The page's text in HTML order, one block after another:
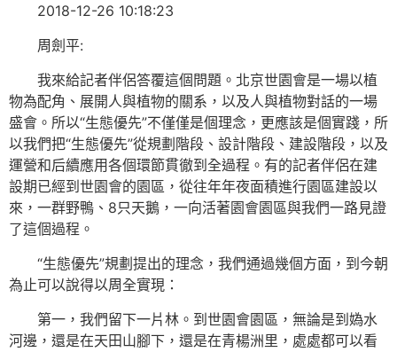
2018-12-26 10:18:23
周劍平:
我來給記者伴侶答覆這個問題。北京世園會是一場以植
物為配角、展開人與植物的關系，以及人與植物對話的一場
盛會。所以“生態優先”不僅僅是個理念，更應該是個實踐，所
以我們把“生態優先”從規劃階段、設計階段、建設階段，以及
運營和后續應用各個環節貫徹到全過程。有的記者伴侶在建
設期已經到世園會的園區，從往年年夜面積進行園區建設以
來，一群野鴨、8只天鵝，一向活著園會園區與我們一路見證
了這個過程。
“生態優先”規劃提出的理念，我們通過幾個方面，到今朝
為止可以說得以周全實現：
第一，我們留下一片林。到世園會園區，無論是到媯水
河邊，還是在天田山腳下，還是在青楊洲里，處處都可以看